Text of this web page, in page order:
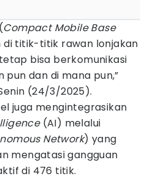
Compact Mobile Base
di titik-titik rawan lonjakan
bisa berkomunikasi
dan di mana pun,”
(24/3/2025).
juga mengintegrasikan
(AI) melalui
Network) yang
mengatasi gangguan
di 476 titik.